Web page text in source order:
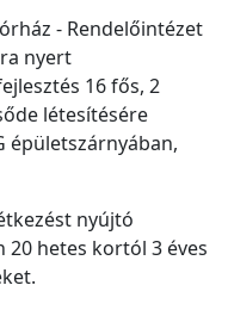
- Rendelőintézet
nyert
16 fős, 2
létesítésére
épületszárnyában,
nyújtó
hetes kortól 3 éves